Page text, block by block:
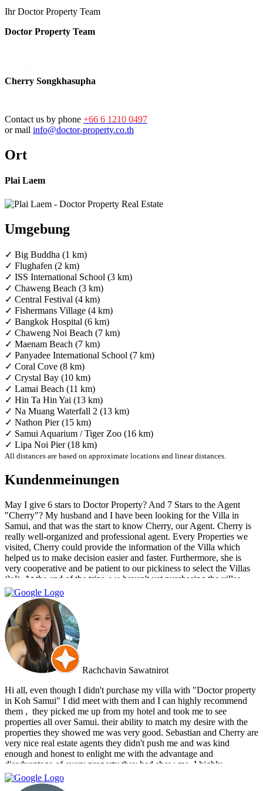
Ihr Doctor Property Team
Doctor Property Team
Cherry Songkhasupha
Contact us by phone +66 6 1210 0497
or mail info@doctor-property.co.th
Ort
Plai Laem
Umgebung
✓ Big Buddha (1 km)
✓ Flughafen (2 km)
✓ ISS International School (3 km)
✓ Chaweng Beach (3 km)
✓ Central Festival (4 km)
✓ Fishermans Village (4 km)
✓ Bangkok Hospital (6 km)
✓ Chaweng Noi Beach (7 km)
✓ Maenam Beach (7 km)
✓ Panyadee International School (7 km)
✓ Coral Cove (8 km)
✓ Crystal Bay (10 km)
✓ Lamai Beach (11 km)
✓ Hin Ta Hin Yai (13 km)
✓ Na Muang Waterfall 2 (13 km)
✓ Nathon Pier (15 km)
✓ Samui Aquarium / Tiger Zoo (16 km)
✓ Lipa Noi Pier (18 km)
All distances are based on approximate locations and linear distances.
Kundenmeinungen
May I give 6 stars to Doctor Property? And 7 Stars to the Agent
"Cherry"? My husband and I have been looking for the Villa in
Samui, and that was the start to know Cherry, our Agent. Cherry is
really well-organized and professional agent. Every Properties we
visited, Cherry could provide the information of the Villa which
helped us to make decision easier and faster. Furthermore, she is
very cooperative and be patient to our pickiness to select the Villas
(lol). At the end of the trips, we haven't yet purchasing the villas
from Cherry and Doctor Property. However, I get to know a new
friend and surely if we have a new plan for new property. Cherry
and Doctor Property will be one of our very first choice to contact.
Bella & Tom
Rachchavin Sawatnirot
Hi all, even though I didn't purchase my villa with "Doctor property
in Koh Samui" I did meet with them and I can highly recommend
them , ‏ they picked me up from my hotel and took me to see
properties all over Samui. their ability to match my desire with the
properties they showed me was very good. Sebastian and Cherry are
very nice real estate agents they didn't push me and was kind
enough and honest to enlight me with the advantage and
disadvantage of every property they had show me. I highly
recommend them and I hope that we can do business in the future